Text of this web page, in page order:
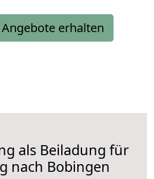
erhalten
als Beiladung für
nach Bobingen